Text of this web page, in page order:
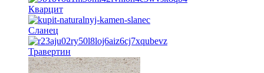
Кварцит
Сланец
Травертин